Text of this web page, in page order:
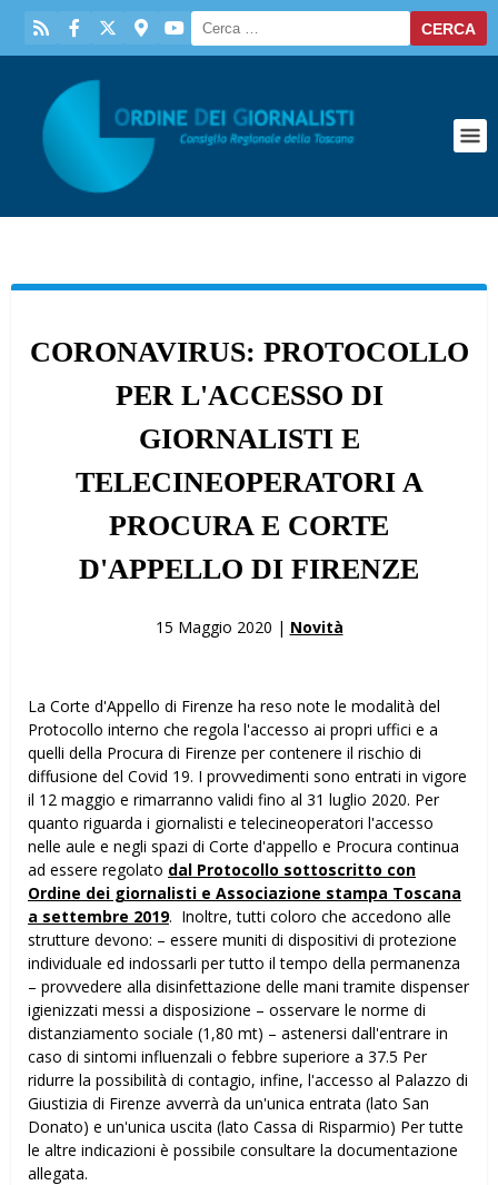
CORONAVIRUS: PROTOCOLLO
PER L'ACCESSO DI
GIORNALISTI E
TELECINEOPERATORI A
PROCURA E CORTE
D'APPELLO DI FIRENZE
15 Maggio 2020 | Novità
La Corte d'Appello di Firenze ha reso note le modalità del
Protocollo interno che regola l'accesso ai propri uffici e a
quelli della Procura di Firenze per contenere il rischio di
diffusione del Covid 19. I provvedimenti sono entrati in vigore
il 12 maggio e rimarranno validi fino al 31 luglio 2020. Per
quanto riguarda i giornalisti e telecineoperatori l'accesso
nelle aule e negli spazi di Corte d'appello e Procura continua
ad essere regolato dal Protocollo sottoscritto con
Ordine dei giornalisti e Associazione stampa Toscana
a settembre 2019. Inoltre, tutti coloro che accedono alle
strutture devono: – essere muniti di dispositivi di protezione
individuale ed indossarli per tutto il tempo della permanenza
– provvedere alla disinfettazione delle mani tramite dispenser
igienizzati messi a disposizione – osservare le norme di
distanziamento sociale (1,80 mt) – astenersi dall'entrare in
caso di sintomi influenzali o febbre superiore a 37.5 Per
ridurre la possibilità di contagio, infine, l'accesso al Palazzo di
Giustizia di Firenze avverrà da un'unica entrata (lato San
Donato) e un'unica uscita (lato Cassa di Risparmio) Per tutte
le altre indicazioni è possibile consultare la documentazione
allegata.